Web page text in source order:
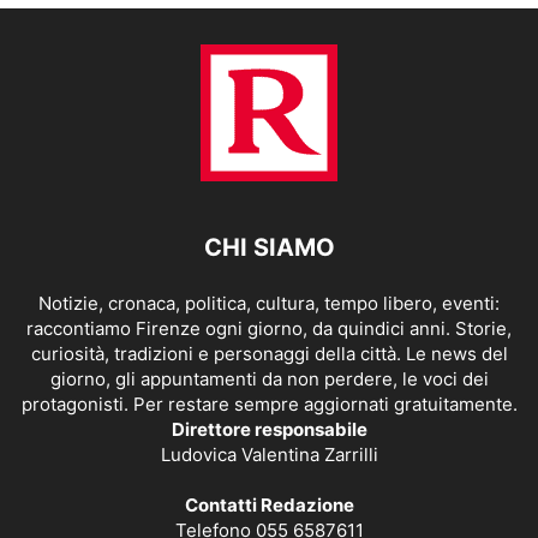
CHI SIAMO
Notizie, cronaca, politica, cultura, tempo libero, eventi:
raccontiamo Firenze ogni giorno, da quindici anni. Storie,
curiosità, tradizioni e personaggi della città. Le news del
giorno, gli appuntamenti da non perdere, le voci dei
protagonisti. Per restare sempre aggiornati gratuitamente.
Direttore responsabile
Ludovica Valentina Zarrilli
Contatti Redazione
Telefono 055 6587611